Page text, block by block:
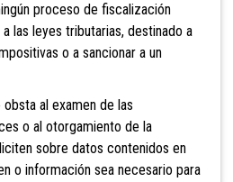
proceso de fiscalización
las leyes tributarias, destinado a
o a sancionar a un
al examen de las
o al otorgamiento de la
sobre datos contenidos en
o información sea necesario para